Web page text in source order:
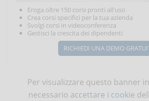
Eroga oltre 150 corsi pronti all'uso
Crea corsi specifici per la tua azienda
Svolgi corsi in videoconferenza
Gestisci la crescita dei dipendenti
RICHIEDI UNA DEMO
Per visualizzare questo banner
necessario accettare i cookie